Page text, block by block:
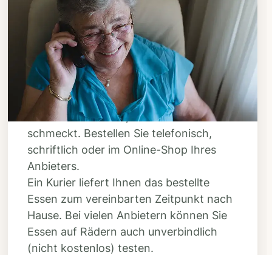
Schritt 3
Bestellen & liefern
lassen
Suchen Sie sich aus dem Speiseplan
Ihres Anbieters aus, was Ihnen
schmeckt. Bestellen Sie telefonisch,
schriftlich oder im Online-Shop Ihres
Anbieters.
Ein Kurier liefert Ihnen das bestellte
Essen zum vereinbarten Zeitpunkt nach
Hause. Bei vielen Anbietern können Sie
Essen auf Rädern auch unverbindlich
(nicht kostenlos) testen.